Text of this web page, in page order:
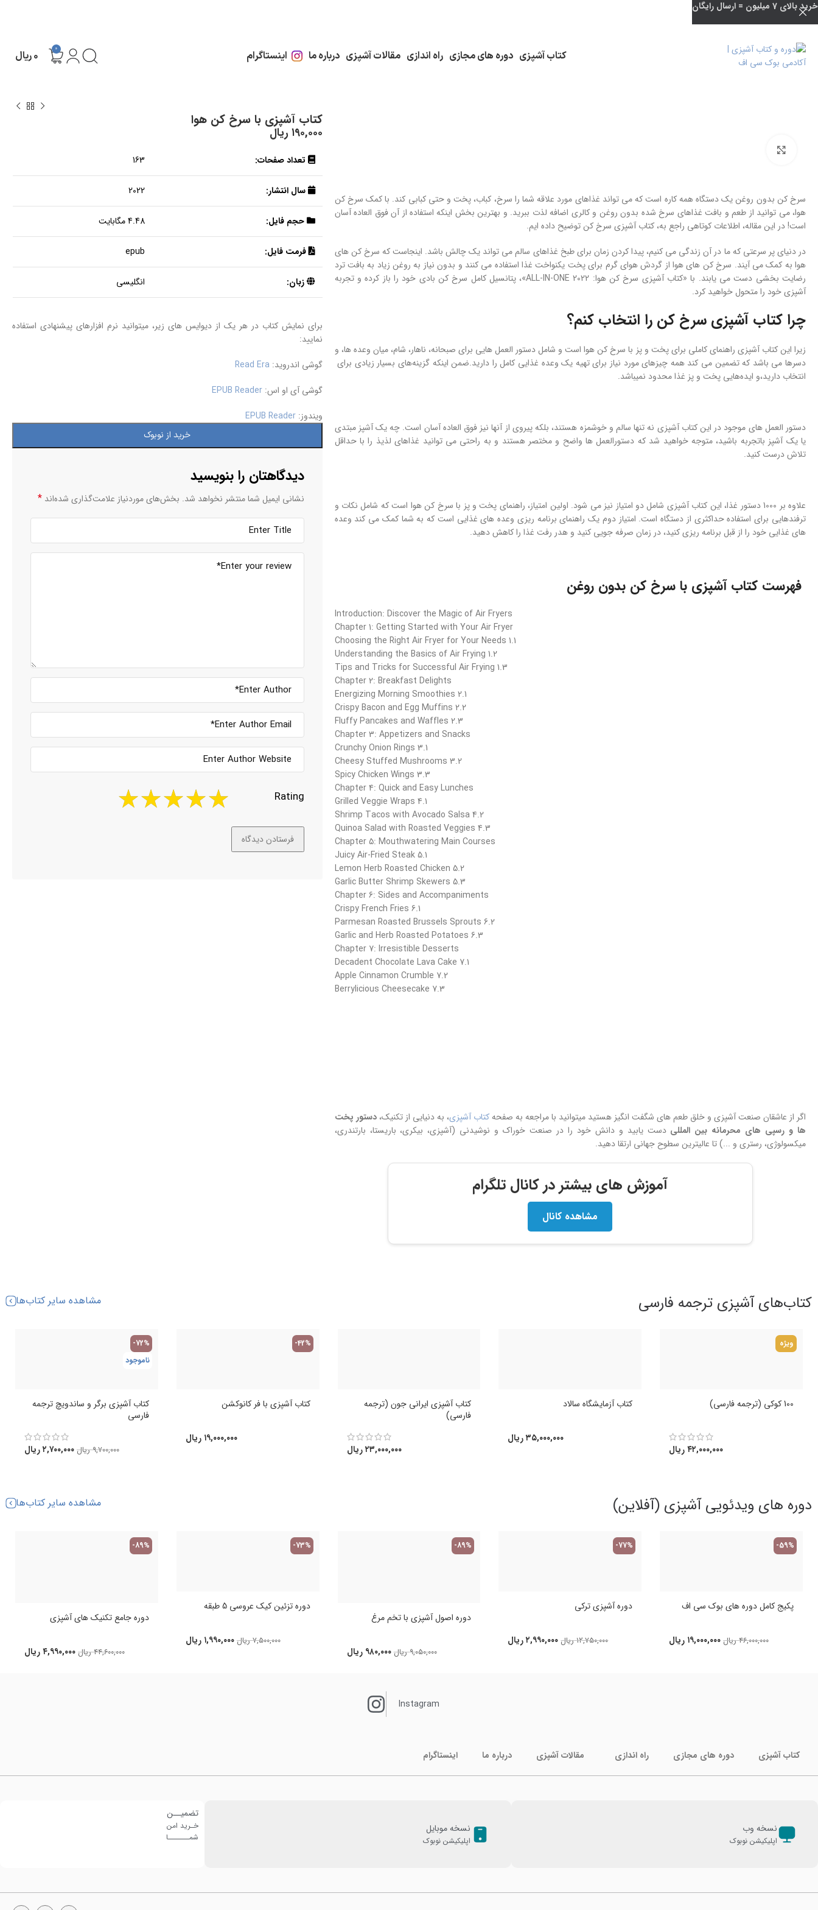
کتاب آشپزی دوره های مجازی راه اندازی مقالات آشپزی درباره ما اینستاگرام 0 ۰ریال
سرخ کن بدون روغن یک دستگاه همه کاره است که می تواند غذاهای مورد علاقه شما را سرخ، کباب، پخت و حتی کبابی کند. با کمک سرخ کن
هوا، می توانید از طعم و بافت غذاهای سرخ شده بدون روغن و کالری اضافه لذت ببرید. و بهترین بخش اینکه استفاده از آن فوق العاده آسان
است! در این مقاله، اطلاعات کوتاهی راجع به، کتاب آشپزی سرخ کن توضیح داده ایم.
در دنیای پر سرعتی که ما در آن زندگی می کنیم، پیدا کردن زمان برای طبخ غذاهای سالم می تواند یک چالش باشد. اینجاست که سرخ کن های
هوا به کمک می آیند. سرخ کن های هوا از گردش هوای گرم برای پخت یکنواخت غذا استفاده می کنند و بدون نیاز به روغن زیاد به بافت ترد
رضایت بخشی دست می یابند. با «کتاب آشپزی سرخ کن هوا: ALL-IN-ONE 2022»، پتانسیل کامل سرخ کن بادی خود را باز کرده و تجربه
آشپزی خود را متحول خواهید کرد.
چرا کتاب آشپزی سرخ کن را انتخاب کنم؟
زیرا این کتاب آشپزی راهنمای کاملی برای پخت و پز با سرخ کن هوا است و شامل دستور العمل هایی برای صبحانه، ناهار، شام، میان وعده ها، و
دسرها می باشد که تضمین می کند همه چیزهای مورد نیاز برای تهیه یک وعده غذایی کامل را دارید.ضمن اینکه گزینه‌های بسیار زیادی برای
انتخاب دارید،و ایده‌هایی پخت و پز غذا محدود نمیباشد.
دستور العمل های موجود در این کتاب آشپزی نه تنها سالم و خوشمزه هستند، بلکه پیروی از آنها نیز فوق العاده آسان است. چه یک آشپز مبتدی
یا یک آشپز باتجربه باشید، متوجه خواهید شد که دستورالعمل ها واضح و مختصر هستند و به راحتی می توانید غذاهای لذیذ را با حداقل
تلاش درست کنید.
علاوه بر 1000 دستور غذا، این کتاب آشپزی شامل دو امتیاز نیز می شود. اولین امتیاز، راهنمای پخت و پز با سرخ کن هوا است که شامل نکات و
ترفندهایی برای استفاده حداکثری از دستگاه است. امتیاز دوم یک راهنمای برنامه ریزی وعده های غذایی است که به شما کمک می کند وعده
های غذایی خود را از قبل برنامه ریزی کنید، در زمان صرفه جویی کنید و هدر رفت غذا را کاهش دهید.
فهرست کتاب آشپزی با سرخ کن بدون روغن
Introduction: Discover the Magic of Air Fryers
Chapter 1: Getting Started with Your Air Fryer
1.1 Choosing the Right Air Fryer for Your Needs
1.2 Understanding the Basics of Air Frying
1.3 Tips and Tricks for Successful Air Frying
Chapter 2: Breakfast Delights
2.1 Energizing Morning Smoothies
2.2 Crispy Bacon and Egg Muffins
2.3 Fluffy Pancakes and Waffles
Chapter 3: Appetizers and Snacks
3.1 Crunchy Onion Rings
3.2 Cheesy Stuffed Mushrooms
3.3 Spicy Chicken Wings
Chapter 4: Quick and Easy Lunches
4.1 Grilled Veggie Wraps
4.2 Shrimp Tacos with Avocado Salsa
4.3 Quinoa Salad with Roasted Veggies
Chapter 5: Mouthwatering Main Courses
5.1 Juicy Air-Fried Steak
5.2 Lemon Herb Roasted Chicken
5.3 Garlic Butter Shrimp Skewers
Chapter 6: Sides and Accompaniments
6.1 Crispy French Fries
6.2 Parmesan Roasted Brussels Sprouts
6.3 Garlic and Herb Roasted Potatoes
Chapter 7: Irresistible Desserts
7.1 Decadent Chocolate Lava Cake
7.2 Apple Cinnamon Crumble
7.3 Berrylicious Cheesecake
اگر از عاشقان صنعت آشپزی و خلق طعم های شگفت انگیز هستید میتوانید با مراجعه به صفحهکتاب آشپزی، به دنیایی از تکنیک،دستور پخت
ها و رسپی های محرمانه بین المللی دست یابید و دانش خود را در صنعت خوراک و نوشیدنی (آشپزی، بیکری، باریستا، بارتندری،
میکسولوژی، رستری و ...) تا عالیترین سطوح جهانی ارتقا دهید.
آموزش های بیشتر در کانال تلگرام
مشاهده کانال
کتاب آشپزی با سرخ کن هوا
۱۹۰,۰۰۰ ریال
تعداد صفحات: 163
سال انتشار: 2022
حجم فایل: 4.48 مگابایت
فرمت فایل: epub
زبان: انگلیسی
برای نمایش کتاب در هر یک از دیوایس های زیر، میتوانید نرم افزارهای پیشنهادی استفاده
نمایید:
گوشی اندروید: Read Era
گوشی آی او اس:EPUB Reader
ویندوز:EPUB Reader
خرید از نوبوک
دیدگاهتان را بنویسید
نشانی ایمیل شما منتشر نخواهد شد. بخش‌های موردنیاز علامت‌گذاری شده‌اند*
Rating
کتاب‌های آشپزی ترجمه فارسی مشاهده سایر کتاب‌ها
ویژه
100 کوکی (ترجمه فارسی)
۴۲,۰۰۰,۰۰۰ریال
کتاب آزمایشگاه سالاد
۳۵,۰۰۰,۰۰۰ ریال
کتاب آشپزی ایرانی جون (ترجمه
فارسی)
۲۳,۰۰۰,۰۰۰ریال
-42%
کتاب آشپزی با فر کانوکشن
۱۹,۰۰۰,۰۰۰ ریال
-72%
ناموجود
کتاب آشپزی برگر و ساندویچ ترجمه
فارسی
۹,۷۰۰,۰۰۰ ریال ۲,۷۰۰,۰۰۰ریال
دوره های ویدئویی آشپزی (آفلاین) مشاهده سایر کتاب‌ها
-59%
پکیج کامل دوره های بوک سی اف
۴۶,۰۰۰,۰۰۰ ریال ۱۹,۰۰۰,۰۰۰ ریال
-77%
دوره آشپزی ترکی
۱۲,۷۵۰,۰۰۰ ریال ۲,۹۹۰,۰۰۰ ریال
-89%
دوره اصول آشپزی با تخم مرغ
۹,۰۵۰,۰۰۰ ریال ۹۸۰,۰۰۰ ریال
-73%
دوره تزئین کیک عروسی 5 طبقه
۷,۵۰۰,۰۰۰ ریال ۱,۹۹۰,۰۰۰ ریال
-89%
دوره جامع تکنیک های آشپزی
۴۴,۶۰۰,۰۰۰ ریال ۴,۹۹۰,۰۰۰ریال
Instagram
کتاب آشپزی دوره های مجازی راه اندازی مقالات آشپزی درباره ما اینستاگرام
نسخه وب
اپلیکیشن نوبوک
نسخه موبایل
اپلیکیشن نوبوک
تضمیــن
خـرید امن
شمـــــــا
خرید بالای 7 میلیون = ارسال رایگان